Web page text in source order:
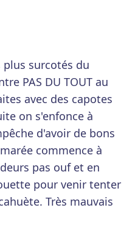
surcotés du
PAS DU TOUT au
avec des capotes
on s'enfonce à
d'avoir de bons
commence à
pas ouf et en
pour venir tenter
Très mauvais